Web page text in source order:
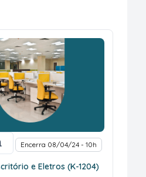
Encerra 08/04/24 - 10h
e Eletros (K-1204)